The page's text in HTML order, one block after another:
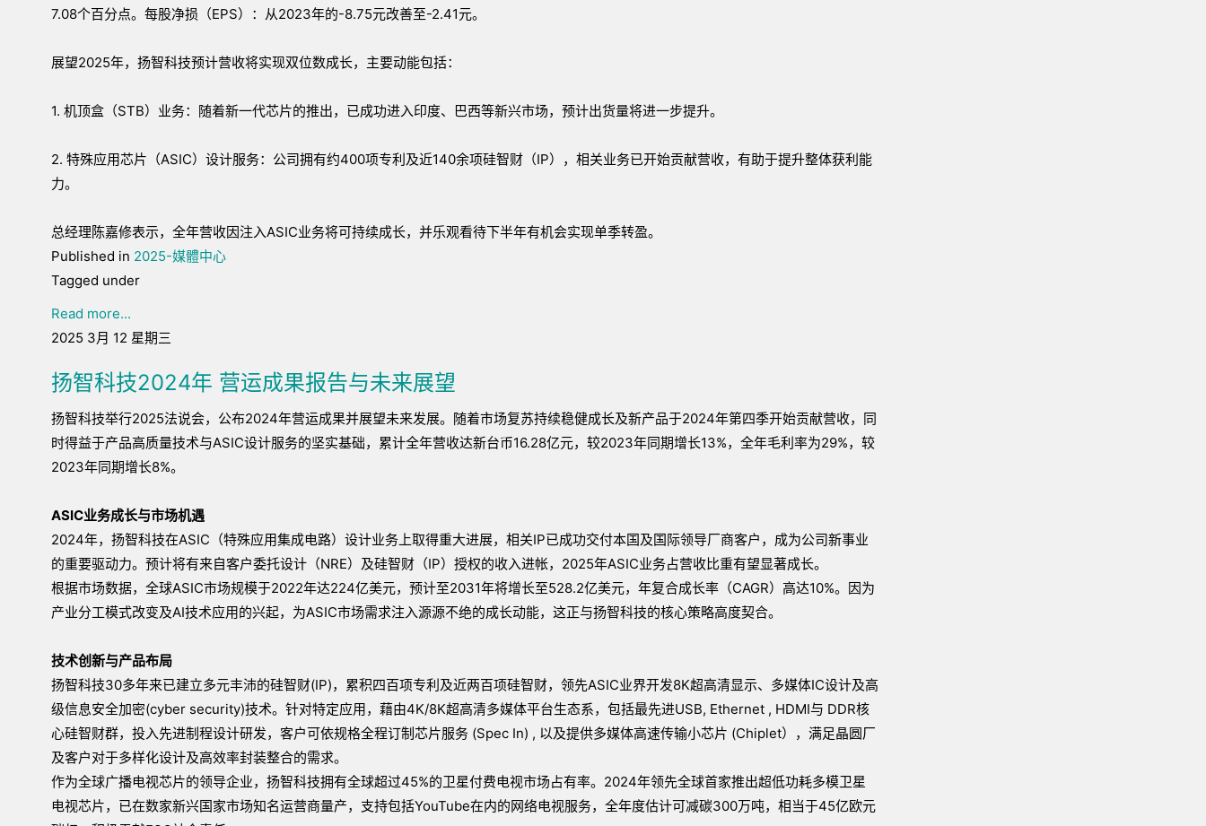
7.08个百分点。每股净损（EPS）：从2023年的-8.75元改善至-2.41元。
展望2025年，扬智科技预计营收将实现双位数成长，主要动能包括：
1. 机顶盒（STB）业务：随着新一代芯片的推出，已成功进入印度、巴西等新兴市场，预计出货量将进一步提升。
2. 特殊应用芯片（ASIC）设计服务：公司拥有约400项专利及近140余项硅智财（IP），相关业务已开始贡献营收，有助于提升整体获利能
力。
总经理陈嘉修表示，全年营收因注入ASIC业务将可持续成长，并乐观看待下半年有机会实现单季转盈。
Published in 2025-媒體中心
Tagged under
Read more...
2025 3月 12 星期三
扬智科技2024年 营运成果报告与未来展望
扬智科技举行2025法说会，公布2024年营运成果并展望未来发展。随着市场复苏持续稳健成长及新产品于2024年第四季开始贡献营收，同
时得益于产品高质量技术与ASIC设计服务的坚实基础，累计全年营收达新台币16.28亿元，较2023年同期增长13%，全年毛利率为29%，较
2023年同期增长8%。
ASIC业务成长与市场机遇
2024年，扬智科技在ASIC（特殊应用集成电路）设计业务上取得重大进展，相关IP已成功交付本国及国际领导厂商客户，成为公司新事业
的重要驱动力。预计将有来自客户委托设计（NRE）及硅智财（IP）授权的收入进帐，2025年ASIC业务占营收比重有望显著成长。
根据市场数据，全球ASIC市场规模于2022年达224亿美元，预计至2031年将增长至528.2亿美元，年复合成长率（CAGR）高达10%。因为
产业分工模式改变及AI技术应用的兴起，为ASIC市场需求注入源源不绝的成长动能，这正与扬智科技的核心策略高度契合。
技术创新与产品布局
扬智科技30多年来已建立多元丰沛的硅智财(IP)，累积四百项专利及近两百项硅智财，领先ASIC业界开发8K超高清显示、多媒体IC设计及高
级信息安全加密(cyber security)技术。针对特定应用，藉由4K/8K超高清多媒体平台生态系，包括最先进USB, Ethernet , HDMI与 DDR核
心硅智财群，投入先进制程设计研发，客户可依规格全程订制芯片服务 (Spec In) , 以及提供多媒体高速传输小芯片 (Chiplet），满足晶圆厂
及客户对于多样化设计及高效率封装整合的需求。
作为全球广播电视芯片的领导企业，扬智科技拥有全球超过45%的卫星付费电视市场占有率。2024年领先全球首家推出超低功耗多模卫星
电视芯片，已在数家新兴国家市场知名运营商量产，支持包括YouTube在内的网络电视服务，全年度估计可减碳300万吨，相当于45亿欧元